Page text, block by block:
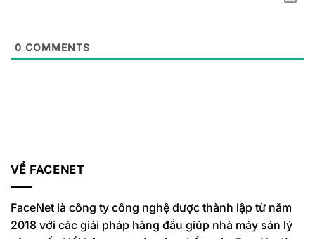
0 COMMENTS
VỀ FACENET
FaceNet là công ty công nghệ được thành lập từ năm
2018 với các giải pháp hàng đầu giúp nhà máy sản lý